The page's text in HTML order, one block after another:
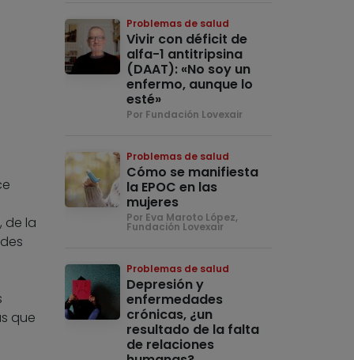
de la
que
Problemas de salud
Vivir con déficit de
alfa-1 antitripsina
(DAAT): «No soy un
enfermo, aunque lo
esté»
Por Fundación Lovexair
Problemas de salud
Cómo se manifiesta
la EPOC en las
mujeres
Por Eva Maroto López,
Fundación Lovexair
Problemas de salud
Depresión y
enfermedades
crónicas, ¿un
resultado de la falta
de relaciones